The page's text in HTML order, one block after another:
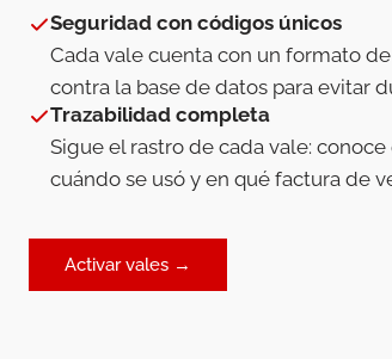
Seguridad con códigos únicos
Cada vale cuenta con un formato
contra la base de datos para evitar
Trazabilidad completa
Sigue el rastro de cada vale:
cuándo se usó y en qué factura de
Activar vales →